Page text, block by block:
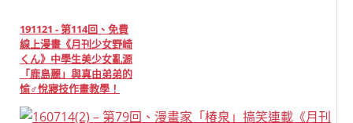
191121 - 第114回、免費
線上漫畫《月刊少女野崎
くん》中學生美少女亂源
「鹿島麗」與真由弟弟的
愉♂悅寢技作畫教學！